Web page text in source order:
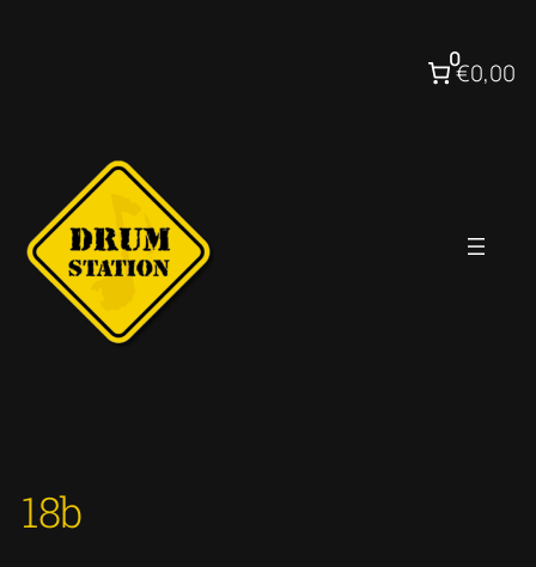
0€0,00
18b